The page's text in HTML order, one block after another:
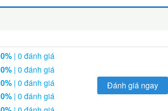
0%| 0 đánh giá
0%| 0 đánh giá
0%| 0 đánh giá
0%| 0 đánh giá
Đánh giá ngay